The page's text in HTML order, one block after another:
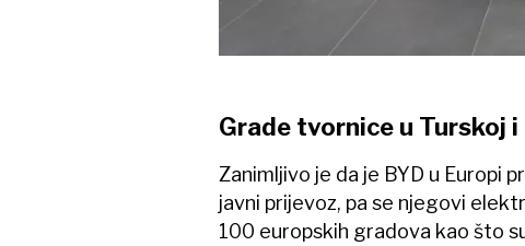
Grade tvornice u Turskoj
Zanimljivo je da je BYD u Europi
javni prijevoz, pa se njegovi
100 europskih gradova kao što